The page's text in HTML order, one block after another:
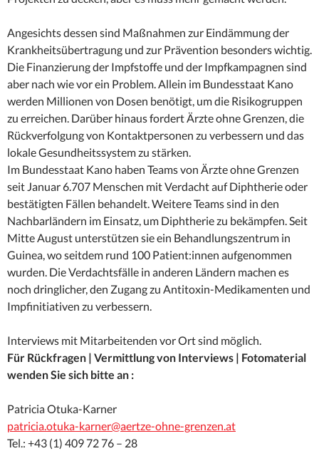
Angesichts dessen sind Maßnahmen zur Eindämmung der
Krankheitsübertragung und zur Prävention besonders wichtig.
Die Finanzierung der Impfstoffe und der Impfkampagnen sind
aber nach wie vor ein Problem. Allein im Bundesstaat Kano
werden Millionen von Dosen benötigt, um die Risikogruppen
zu erreichen. Darüber hinaus fordert Ärzte ohne Grenzen, die
Rückverfolgung von Kontaktpersonen zu verbessern und das
lokale Gesundheitssystem zu stärken.
Im Bundesstaat Kano haben Teams von Ärzte ohne Grenzen
seit Januar 6.707 Menschen mit Verdacht auf Diphtherie oder
bestätigten Fällen behandelt. Weitere Teams sind in den
Nachbarländern im Einsatz, um Diphtherie zu bekämpfen. Seit
Mitte August unterstützen sie ein Behandlungszentrum in
Guinea, wo seitdem rund 100 Patient:innen aufgenommen
wurden. Die Verdachtsfälle in anderen Ländern machen es
noch dringlicher, den Zugang zu Antitoxin-Medikamenten und
Impfinitiativen zu verbessern.
Interviews mit Mitarbeitenden vor Ort sind möglich.
Für Rückfragen | Vermittlung von Interviews | Fotomaterial
wenden Sie sich bitte an :
Patricia Otuka-Karner
patricia.otuka-karner@aertze-ohne-grenzen.at
Tel.: +43 (1) 409 72 76 – 28